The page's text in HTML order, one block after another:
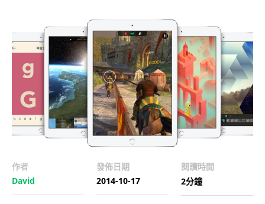
作者
David
發佈日期
2014-10-17
閱讀時間
2分鐘